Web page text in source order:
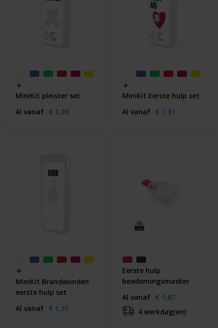
MiniKit pleister set
Al vanaf € 1,28
MiniKit Eerste hulp set
Al vanaf € 1,31
MiniKit Brandwonden
eerste hulp set
Al vanaf € 1,31
Eerste hulp
beademingsmasker
Al vanaf € 1,67
4 werkdag(en)